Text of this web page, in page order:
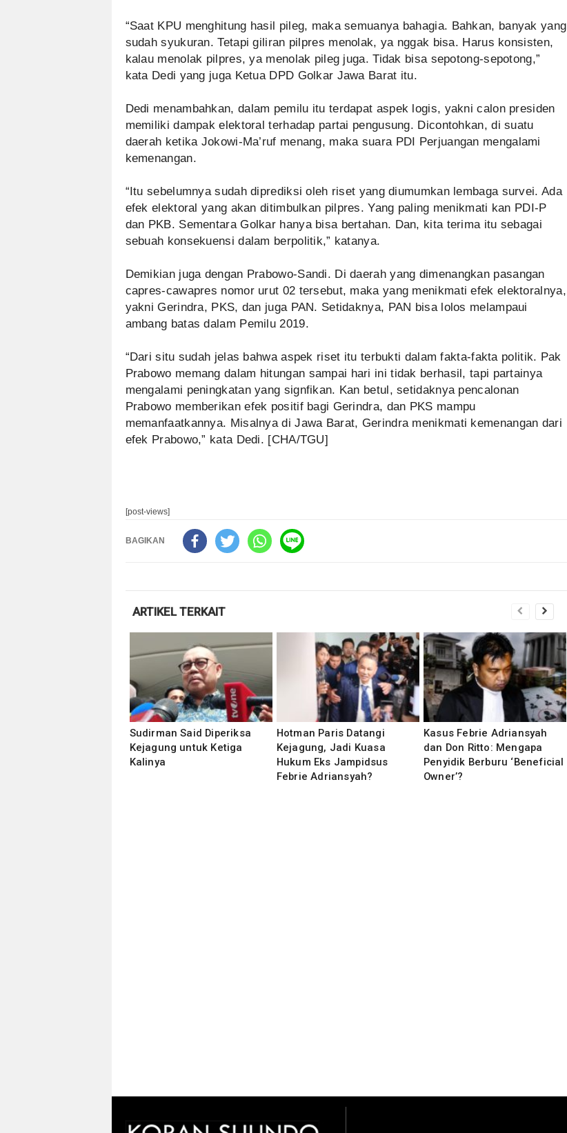
“Saat KPU menghitung hasil pileg, maka semuanya bahagia. Bahkan, banyak yang
sudah syukuran. Tetapi giliran pilpres menolak, ya nggak bisa. Harus konsisten,
kalau menolak pilpres, ya menolak pileg juga. Tidak bisa sepotong-sepotong,”
kata Dedi yang juga Ketua DPD Golkar Jawa Barat itu.
Dedi menambahkan, dalam pemilu itu terdapat aspek logis, yakni calon presiden
memiliki dampak elektoral terhadap partai pengusung. Dicontohkan, di suatu
daerah ketika Jokowi-Ma’ruf menang, maka suara PDI Perjuangan mengalami
kemenangan.
“Itu sebelumnya sudah diprediksi oleh riset yang diumumkan lembaga survei. Ada
efek elektoral yang akan ditimbulkan pilpres. Yang paling menikmati kan PDI-P
dan PKB. Sementara Golkar hanya bisa bertahan. Dan, kita terima itu sebagai
sebuah konsekuensi dalam berpolitik,” katanya.
Demikian juga dengan Prabowo-Sandi. Di daerah yang dimenangkan pasangan
capres-cawapres nomor urut 02 tersebut, maka yang menikmati efek elektoralnya,
yakni Gerindra, PKS, dan juga PAN. Setidaknya, PAN bisa lolos melampaui
ambang batas dalam Pemilu 2019.
“Dari situ sudah jelas bahwa aspek riset itu terbukti dalam fakta-fakta politik. Pak
Prabowo memang dalam hitungan sampai hari ini tidak berhasil, tapi partainya
mengalami peningkatan yang signfikan. Kan betul, setidaknya pencalonan
Prabowo memberikan efek positif bagi Gerindra, dan PKS mampu
memanfaatkannya. Misalnya di Jawa Barat, Gerindra menikmati kemenangan dari
efek Prabowo,” kata Dedi. [CHA/TGU]
[post-views]
BAGIKAN
ARTIKEL TERKAIT
Sudirman Said Diperiksa
Kejagung untuk Ketiga
Kalinya
‎Hotman Paris Datangi
Kejagung, Jadi Kuasa
Hukum Eks Jampidsus
Febrie Adriansyah?
Kasus Febrie Adriansyah
dan Don Ritto: Mengapa
Penyidik Berburu ‘Beneficial
Owner’?